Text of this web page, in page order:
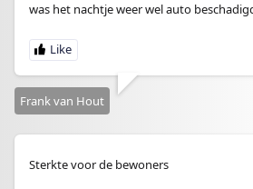
was het nachtje weer wel auto
Frank van Hout
Sterkte voor de bewoners